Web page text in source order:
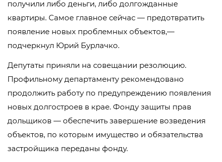
получили либо деньги, либо долгожданные
квартиры. Самое главное сейчас — предотвратить
появление новых проблемных объектов,—
подчеркнул Юрий Бурлачко.
Депутаты приняли на совещании резолюцию.
Профильному департаменту рекомендовано
продолжить работу по предупреждению появления
новых долгостроев в крае. Фонду защиты прав
дольщиков — обеспечить завершение возведения
объектов, по которым имущество и обязательства
застройщика переданы фонду.